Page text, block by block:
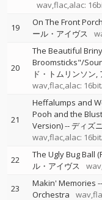
wav,flac,alac:
19 On The Front
ール・アイヴス
20
The Beautiful
Broomsticks"/
ド・トムリンソン
wav,flac,alac:
21
Heffalumps and
Pooh and the
Version)--ディズ
wav,flac,alac:
22 The Ugly Bug Ball
ル・アイヴス
23 Makin' Memories --
Orchestra